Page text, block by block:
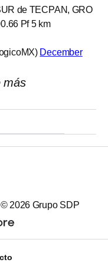
de TECPAN, GRO
Pf 5 km
December
más
© 2026 Grupo SDP